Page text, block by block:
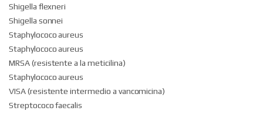
Shigella flexneri
Shigella sonnei
Staphylococo aureus
Staphylococo aureus
MRSA (resistente a la meticilina)
Staphylococo aureus
VISA (resistente intermedio a vancomicina)
Streptococo faecalis